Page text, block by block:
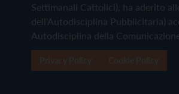
Settimanali Cattolici), ha aderito
dell'Autodisciplina Pubblicitaria)
Autodisciplina della